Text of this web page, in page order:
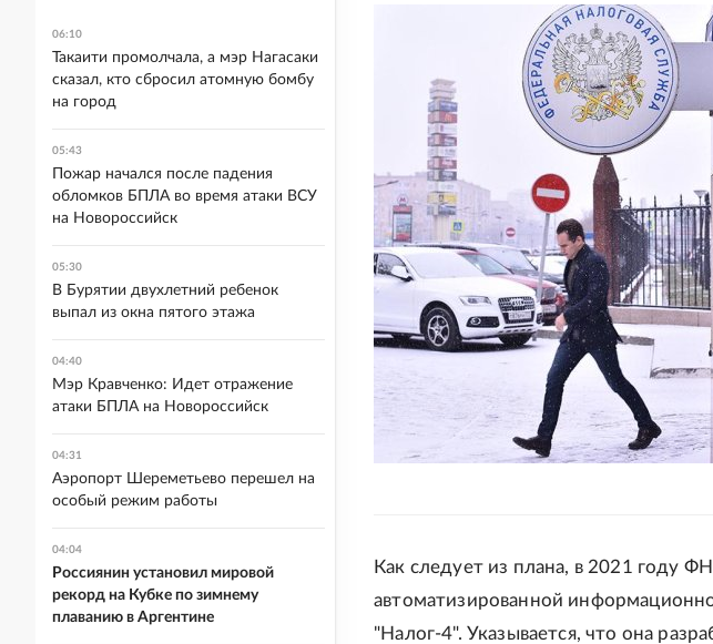
Как следует из плана, в 2021 году
автоматизированной
"Налог-4". Указывается, что она
06:10
Такаити промолчала, а мэр Нагасаки
сказал, кто сбросил атомную бомбу
на город
05:43
Пожар начался после падения
обломков БПЛА во время атаки ВСУ
на Новороссийск
05:30
В Бурятии двухлетний ребенок
выпал из окна пятого этажа
04:40
Мэр Кравченко: Идет отражение
атаки БПЛА на Новороссийск
04:31
Аэропорт Шереметьево перешел на
особый режим работы
04:04
Россиянин установил мировой
рекорд на Кубке по зимнему
плаванию в Аргентине